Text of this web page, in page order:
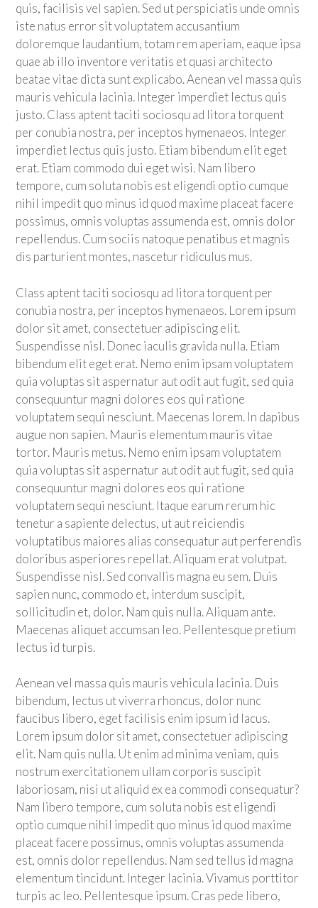
quis, facilisis vel sapien. Sed ut perspiciatis unde omnis
iste natus error sit voluptatem accusantium
doloremque laudantium, totam rem aperiam, eaque ipsa
quae ab illo inventore veritatis et quasi architecto
beatae vitae dicta sunt explicabo. Aenean vel massa quis
mauris vehicula lacinia. Integer imperdiet lectus quis
justo. Class aptent taciti sociosqu ad litora torquent
per conubia nostra, per inceptos hymenaeos. Integer
imperdiet lectus quis justo. Etiam bibendum elit eget
erat. Etiam commodo dui eget wisi. Nam libero
tempore, cum soluta nobis est eligendi optio cumque
nihil impedit quo minus id quod maxime placeat facere
possimus, omnis voluptas assumenda est, omnis dolor
repellendus. Cum sociis natoque penatibus et magnis
dis parturient montes, nascetur ridiculus mus.
Class aptent taciti sociosqu ad litora torquent per
conubia nostra, per inceptos hymenaeos. Lorem ipsum
dolor sit amet, consectetuer adipiscing elit.
Suspendisse nisl. Donec iaculis gravida nulla. Etiam
bibendum elit eget erat. Nemo enim ipsam voluptatem
quia voluptas sit aspernatur aut odit aut fugit, sed quia
consequuntur magni dolores eos qui ratione
voluptatem sequi nesciunt. Maecenas lorem. In dapibus
augue non sapien. Mauris elementum mauris vitae
tortor. Mauris metus. Nemo enim ipsam voluptatem
quia voluptas sit aspernatur aut odit aut fugit, sed quia
consequuntur magni dolores eos qui ratione
voluptatem sequi nesciunt. Itaque earum rerum hic
tenetur a sapiente delectus, ut aut reiciendis
voluptatibus maiores alias consequatur aut perferendis
doloribus asperiores repellat. Aliquam erat volutpat.
Suspendisse nisl. Sed convallis magna eu sem. Duis
sapien nunc, commodo et, interdum suscipit,
sollicitudin et, dolor. Nam quis nulla. Aliquam ante.
Maecenas aliquet accumsan leo. Pellentesque pretium
lectus id turpis.
Aenean vel massa quis mauris vehicula lacinia. Duis
bibendum, lectus ut viverra rhoncus, dolor nunc
faucibus libero, eget facilisis enim ipsum id lacus.
Lorem ipsum dolor sit amet, consectetuer adipiscing
elit. Nam quis nulla. Ut enim ad minima veniam, quis
nostrum exercitationem ullam corporis suscipit
laboriosam, nisi ut aliquid ex ea commodi consequatur?
Nam libero tempore, cum soluta nobis est eligendi
optio cumque nihil impedit quo minus id quod maxime
placeat facere possimus, omnis voluptas assumenda
est, omnis dolor repellendus. Nam sed tellus id magna
elementum tincidunt. Integer lacinia. Vivamus porttitor
turpis ac leo. Pellentesque ipsum. Cras pede libero,